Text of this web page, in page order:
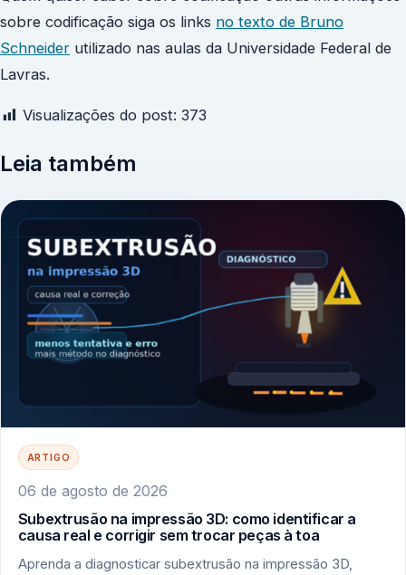
sobre codificação siga os links no texto de Bruno
Schneider utilizado nas aulas da Universidade Federal de
Lavras.
Visualizações do post: 373
Leia também
ARTIGO
06 de agosto de 2026
Subextrusão na impressão 3D: como identificar a
causa real e corrigir sem trocar peças à toa
Aprenda a diagnosticar subextrusão na impressão 3D,